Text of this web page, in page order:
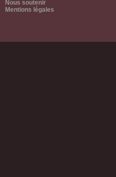
Nous soutenir
Mentions légales